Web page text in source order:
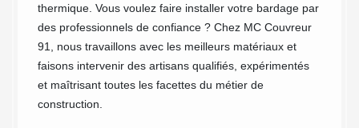
thermique. Vous voulez faire installer votre bardage par
des professionnels de confiance ? Chez MC Couvreur
91, nous travaillons avec les meilleurs matériaux et
faisons intervenir des artisans qualifiés, expérimentés
et maîtrisant toutes les facettes du métier de
construction.